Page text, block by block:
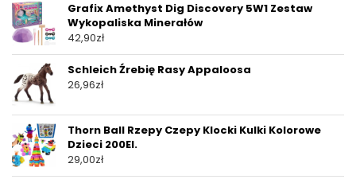
Grafix Amethyst Dig Discovery 5W1 Zestaw
Wykopaliska Minerałów
42,90zł
Schleich Źrebię Rasy Appaloosa
26,96zł
Thorn Ball Rzepy Czepy Klocki Kulki Kolorowe
Dzieci 200El.
29,00zł